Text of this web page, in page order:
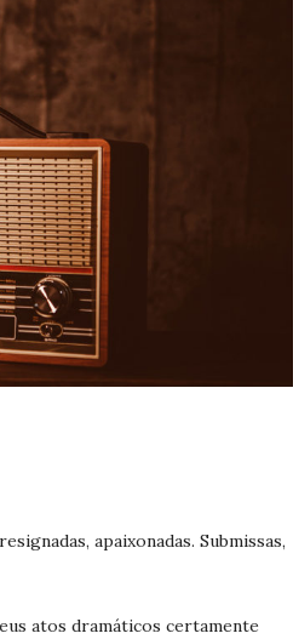
apaixonadas. Submissas,
atos dramáticos certamente